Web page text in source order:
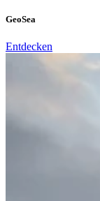
GeoSea
Entdecken